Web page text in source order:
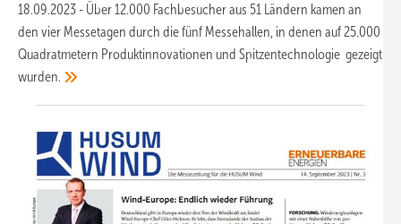
18.09.2023 - Über 12.000 Fachbesucher aus 51 Ländern kamen an
den vier Messetagen durch die fünf Messehallen, in denen auf 25.000
Quadratmetern Produktinnovationen und Spitzentechnologie gezeigt
wurden.